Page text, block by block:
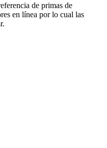
de primas de
en línea por lo cual las